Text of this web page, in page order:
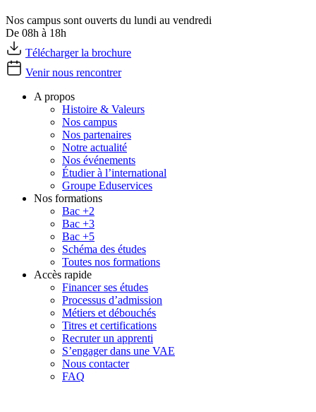
Nos campus sont ouverts du lundi au vendredi
De 08h à 18h
Télécharger la brochure
Venir nous rencontrer
A propos
Histoire & Valeurs
Nos campus
Nos partenaires
Notre actualité
Nos événements
Étudier à l’international
Groupe Eduservices
Nos formations
Bac +2
Bac +3
Bac +5
Schéma des études
Toutes nos formations
Accès rapide
Financer ses études
Processus d’admission
Métiers et débouchés
Titres et certifications
Recruter un apprenti
S’engager dans une VAE
Nous contacter
FAQ